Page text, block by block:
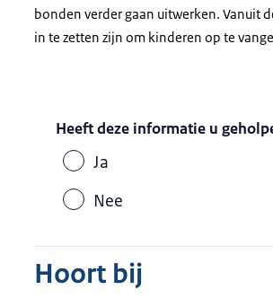
bonden verder gaan uitwerken. Vanuit
in te zetten zijn om kinderen op te
Heeft deze informatie u
Ja
Nee
Hoort bij